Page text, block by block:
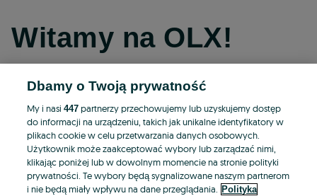
Witamy na OLX!
Kontynuuj przez Facebooka
Kontynuuj przez konto Apple
Kontynuuj przez konto Google
Dbamy o Twoją prywatność
My i nasi447 partnerzy przechowujemy lub uzyskujemy dostęp
do informacji na urządzeniu, takich jak unikalne identyfikatory w
plikach cookie w celu przetwarzania danych osobowych.
Użytkownik może zaakceptować wybory lub zarządzać nimi,
klikając poniżej lub w dowolnym momencie na stronie polityki
prywatności. Te wybory będą sygnalizowane naszym partnerom
i nie będą miały wpływu na dane przeglądania.
Polityka